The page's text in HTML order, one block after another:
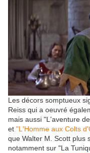
Les décors somptueux
Reiss qui a oeuvré
mais aussi "L'aventure
et "L'Homme aux Colts
que Walter M. Scott plus
notamment sur "La